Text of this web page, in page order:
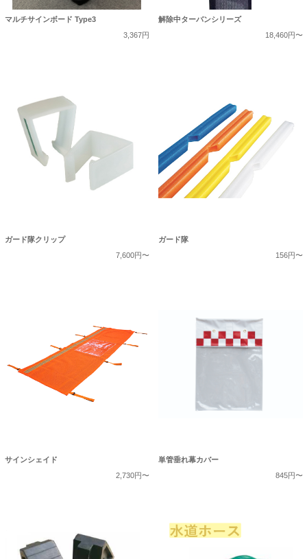
マルチサインボード Type3
3,367円
解除中ターバンシリーズ
18,460円〜
ガード隊クリップ
7,600円〜
ガード隊
156円〜
サインシェイド
2,730円〜
単管垂れ幕カバー
845円〜